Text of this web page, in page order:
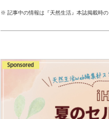
※ 記事中の情報は『天然生活』本誌掲載時